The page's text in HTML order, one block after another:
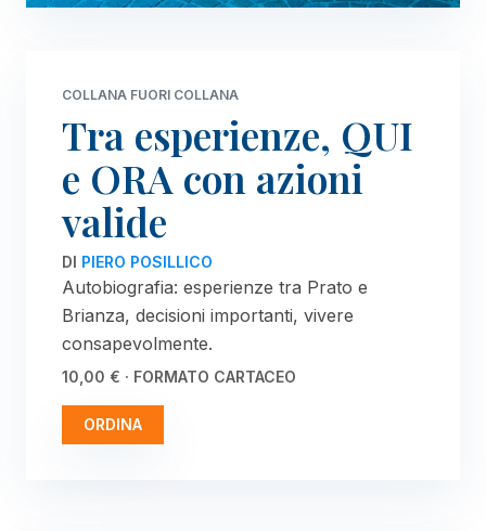
COLLANA FUORI COLLANA
Tra esperienze, QUI
e ORA con azioni
valide
DI PIERO POSILLICO
Autobiografia: esperienze tra Prato e
Brianza, decisioni importanti, vivere
consapevolmente.
10,00 € · FORMATO CARTACEO
ORDINA